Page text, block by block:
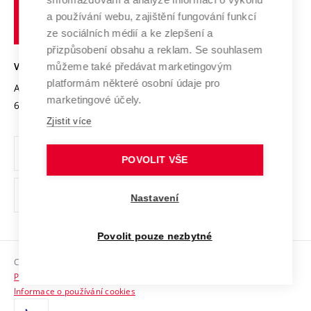
Transfer znalostí
Open Science
Projekty
Projekty ze strukturálních fondů
Specifický výzkum
Služby univerzity
Mezinárodní dohody
Univerzitní sítě
Podnikavá univerzita / ContriBUTe
Bezpečná univerzita
Vyznamenání
Organizační struktura
Ochrana osobních údajů
odkaz)
Sociální bezpečí
HR Award
učení
technické
VYSOKÉ UČENÍ TECHNICKÉ V BRNĚ
Antonínská 548/1
602 00 Brno
www.vut.cz
vut@vutbr.cz
Copyright © 2026 VUT
Prohlášení o přístupnosti
Informace o používání cookies
a používání webu, zajištění fungování funkcí
ze sociálních médií a ke zlepšení a
přizpůsobení obsahu a reklam. Se souhlasem
můžeme také předávat marketingovým
platformám některé osobní údaje pro
marketingové účely.
Zjistit více
POVOLIT VŠE
Nastavení
Povolit pouze nezbytné